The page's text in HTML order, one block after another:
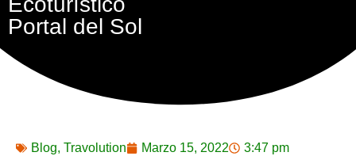
Portal del Sol
Blog, Travolution Marzo 15, 2022 3:47 pm